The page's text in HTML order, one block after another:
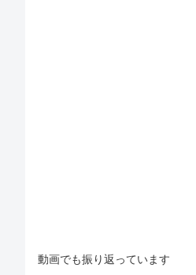
動画でも振り返っています